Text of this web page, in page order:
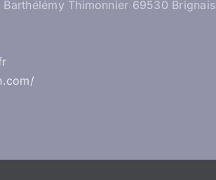
Thimonnier 69530 Brignais